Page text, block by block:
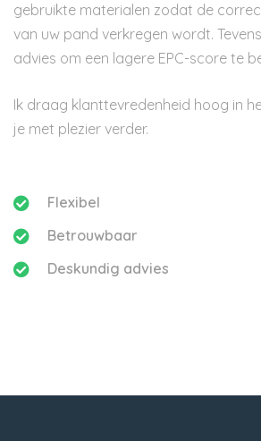
gebruikte materialen zodat de
van uw pand verkregen wordt.
advies om een lagere EPC-score te
Ik draag klanttevredenheid hoog in
je met plezier verder.
Flexibel
Betrouwbaar
Deskundig advies